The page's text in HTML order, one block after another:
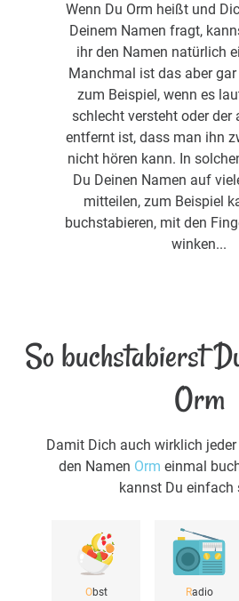
Wenn Du Orm heißt und
Deinem Namen fragt,
ihr den Namen natürlich
Manchmal ist das aber
zum Beispiel, wenn es
schlecht versteht oder der
entfernt ist, dass man ihn
nicht hören kann. In
Du Deinen Namen auf
mitteilen, zum Beispiel
buchstabieren, mit den
winken...
So buchstabierst
Orm
Damit Dich auch wirklich
den Namen Orm einmal
kannst Du einfach
Obst Radio